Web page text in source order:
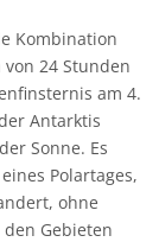
Kombination
24 Stunden
am 4.
Antarktis
Sonne. Es
Polartages,
ohne
Gebieten